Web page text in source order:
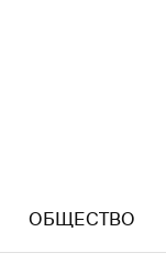
ОБЩЕСТВО